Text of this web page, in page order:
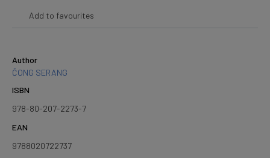
Add to favourites
Author
ČONG SERANG
ISBN
978-80-207-2273-7
EAN
9788020722737